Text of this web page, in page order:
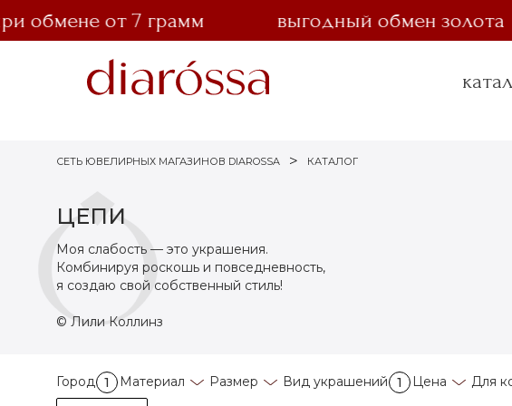
от 7 грамм выгодный обмен золота
СЕТЬ ЮВЕЛИРНЫХ МАГАЗИНОВ DIAROSSA КАТАЛОГ
ЦЕПИ
Моя слабость — это украшения.
Комбинируя роскошь и повседневность,
я создаю свой собственный стиль!
© Лили Коллинз
Город 1 Материал Размер Вид украшений 1 Цена Для